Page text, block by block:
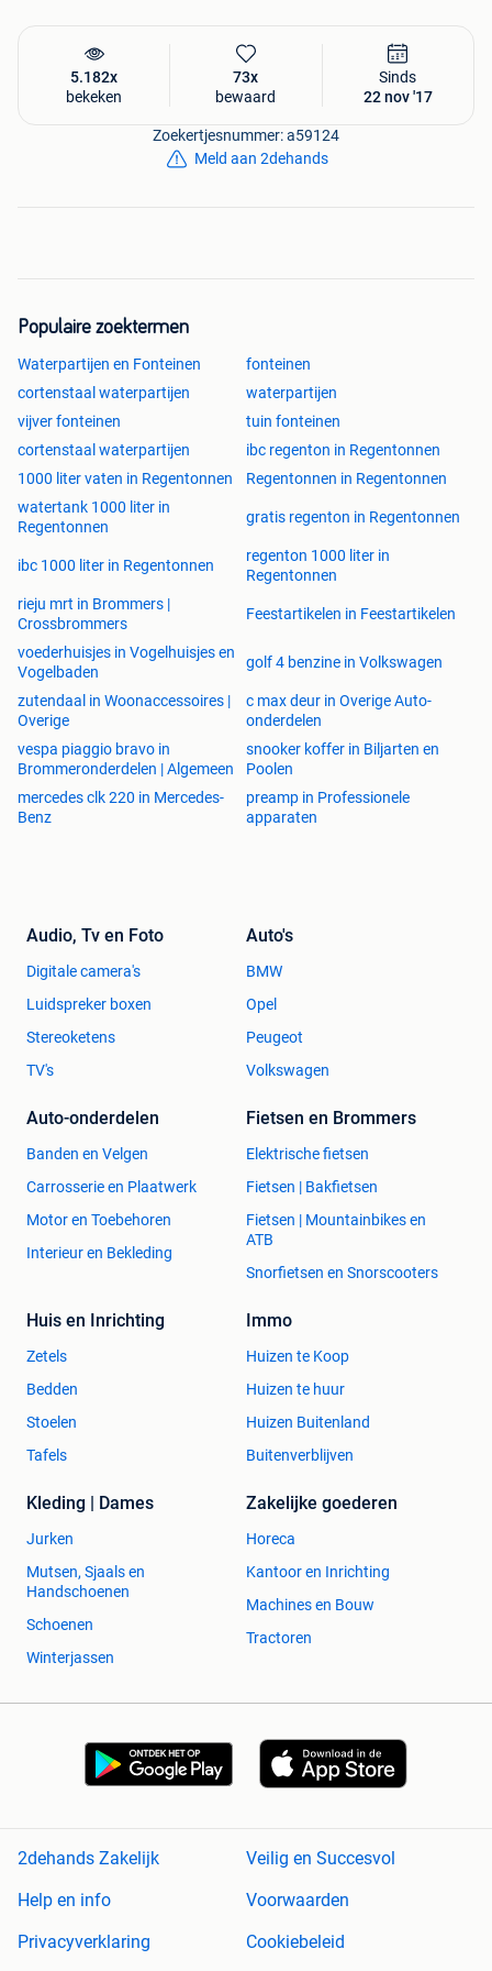
5.182x
bekeken
73x
bewaard
Sinds
22 nov '17
Zoekertjesnummer: a59124
Meld aan 2dehands
Populaire zoektermen
Waterpartijen en Fonteinen
fonteinen
cortenstaal waterpartijen
waterpartijen
vijver fonteinen
tuin fonteinen
cortenstaal waterpartijen
ibc regenton in Regentonnen
1000 liter vaten in Regentonnen
Regentonnen in Regentonnen
watertank 1000 liter in
Regentonnen
gratis regenton in Regentonnen
ibc 1000 liter in Regentonnen
regenton 1000 liter in
Regentonnen
rieju mrt in Brommers |
Crossbrommers
Feestartikelen in Feestartikelen
voederhuisjes in Vogelhuisjes en
Vogelbaden
golf 4 benzine in Volkswagen
zutendaal in Woonaccessoires |
Overige
c max deur in Overige Auto-
onderdelen
vespa piaggio bravo in
Brommeronderdelen | Algemeen
snooker koffer in Biljarten en
Poolen
mercedes clk 220 in Mercedes-
Benz
preamp in Professionele
apparaten
Audio, Tv en Foto
Digitale camera's
Luidspreker boxen
Stereoketens
TV's
Auto's
BMW
Opel
Peugeot
Volkswagen
Auto-onderdelen
Banden en Velgen
Carrosserie en Plaatwerk
Motor en Toebehoren
Interieur en Bekleding
Fietsen en Brommers
Elektrische fietsen
Fietsen | Bakfietsen
Fietsen | Mountainbikes en
ATB
Snorfietsen en Snorscooters
Huis en Inrichting
Zetels
Bedden
Stoelen
Tafels
Immo
Huizen te Koop
Huizen te huur
Huizen Buitenland
Buitenverblijven
Kleding | Dames
Jurken
Mutsen, Sjaals en
Handschoenen
Schoenen
Winterjassen
Zakelijke goederen
Horeca
Kantoor en Inrichting
Machines en Bouw
Tractoren
2dehands Zakelijk
Veilig en Succesvol
Help en info
Voorwaarden
Privacyverklaring
Cookiebeleid